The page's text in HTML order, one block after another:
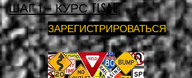
ШАГ 1 – КУРС TLSAE
ЗАРЕГИСТРИРОВАТЬСЯ